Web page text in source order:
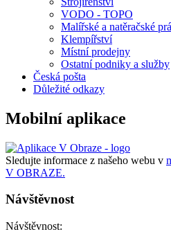
VODO - TOPO
Malířské a natěračské
Klempířství
Místní prodejny
Ostatní podniky a služby
Česká pošta
Důležité odkazy
Mobilní aplikace
Sledujte informace z našeho webu v
V OBRAZE.
Návštěvnost
Návštěvnost: